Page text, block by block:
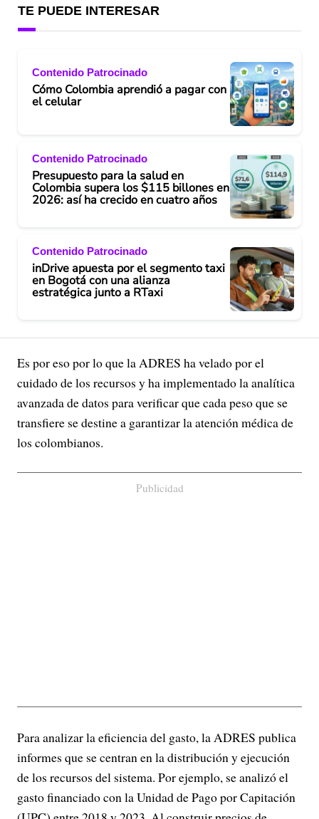
TE PUEDE INTERESAR
Contenido Patrocinado
Cómo Colombia aprendió a pagar con
el celular
Contenido Patrocinado
Presupuesto para la salud en
Colombia supera los $115 billones en
2026: así ha crecido en cuatro años
Contenido Patrocinado
inDrive apuesta por el segmento taxi
en Bogotá con una alianza
estratégica junto a RTaxi
Es por eso por lo que la ADRES ha velado por el
cuidado de los recursos y ha implementado la analítica
avanzada de datos para verificar que cada peso que se
transfiere se destine a garantizar la atención médica de
los colombianos.
Publicidad
Para analizar la eficiencia del gasto, la ADRES publica
informes que se centran en la distribución y ejecución
de los recursos del sistema. Por ejemplo, se analizó el
gasto financiado con la Unidad de Pago por Capitación